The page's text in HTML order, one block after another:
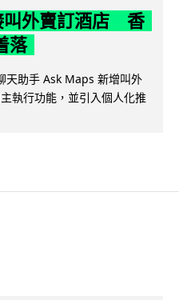
叫外賣訂酒店 香
落
助手 Ask Maps 新增叫外
執行功能，並引入個人化推